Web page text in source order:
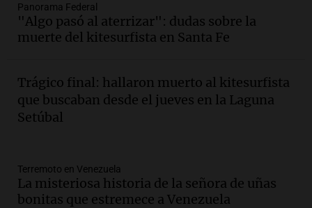
Aldosivi (Zalazar en contra) - relato
Gato Greco
Deportes Rosario
Audio.Recomendaciones de vino
bonarda para disfrutar el fin de semana
en Mendoza
Audio.Mañana inicia la gran exposición
en la Sociedad Rural de Bulaya con
actividades para toda la familia
Panorama Federal
"Algo pasó al aterrizar": dudas sobre la
muerte del kitesurfista en Santa Fe
Trágico final: hallaron muerto al kitesurfista
que buscaban desde el jueves en la Laguna
Setúbal
Terremoto en Venezuela
La misteriosa historia de la señora de uñas
bonitas que estremece a Venezuela